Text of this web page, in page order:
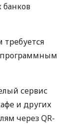
банков
требуется
программным
сервис
и других
через QR-